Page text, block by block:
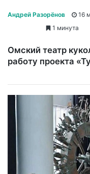
Андрей Разорёнов
16
1 минута
Омский театр
работу проекта